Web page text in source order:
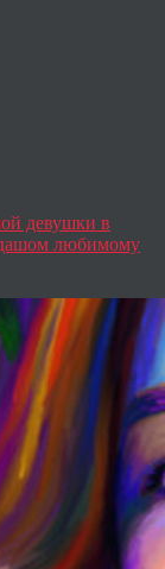
девушки в
любимому